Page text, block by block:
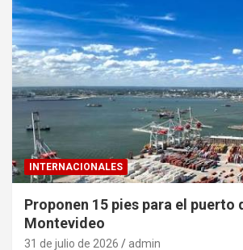
INTERNACIONALES
Proponen 15 pies para el puerto
Montevideo
31 de julio de 2026 admin